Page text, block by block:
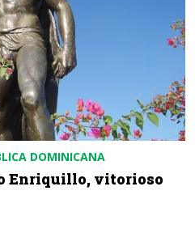
DOMINICANA
Enriquillo, vitorioso